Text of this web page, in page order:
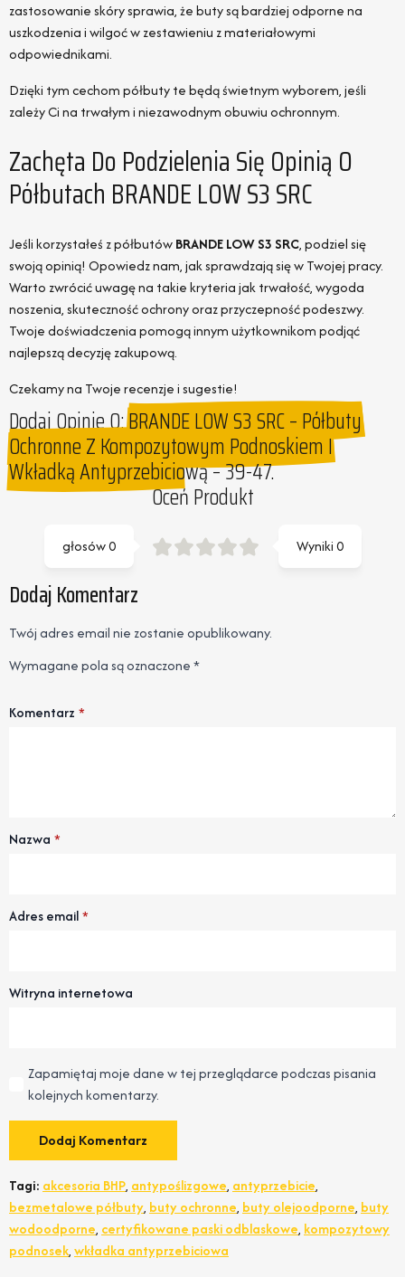
zastosowanie skóry sprawia, że buty są bardziej odporne na
uszkodzenia i wilgoć w zestawieniu z materiałowymi
odpowiednikami.
Dzięki tym cechom półbuty te będą świetnym wyborem, jeśli
zależy Ci na trwałym i niezawodnym obuwiu ochronnym.
Zachęta Do Podzielenia Się Opinią O
Półbutach BRANDE LOW S3 SRC
Jeśli korzystałeś z półbutówBRANDE LOW S3 SRC, podziel się
swoją opinią! Opowiedz nam, jak sprawdzają się w Twojej pracy.
Warto zwrócić uwagę na takie kryteria jak trwałość, wygoda
noszenia, skuteczność ochrony oraz przyczepność podeszwy.
Twoje doświadczenia pomogą innym użytkownikom podjąć
najlepszą decyzję zakupową.
Czekamy na Twoje recenzje i sugestie!
Dodaj Opinie O:BRANDE LOW S3 SRC – Półbuty
Ochronne Z Kompozytowym Podnoskiem I
Wkładką Antyprzebiciową – 39-47.
Oceń Produkt
Wyniki0
głosów0
Dodaj Komentarz
Twój adres email nie zostanie opublikowany.
Wymagane pola są oznaczone*
Komentarz *
Nazwa *
Adres email*
Witryna internetowa
Zapamiętaj moje dane w tej przeglądarce podczas pisania
kolejnych komentarzy.
Tagi: akcesoria BHP, antypoślizgowe, antyprzebicie,
bezmetalowe półbuty, buty ochronne, buty olejoodporne, buty
wodoodporne, certyfikowane paski odblaskowe, kompozytowy
podnosek,wkładka antyprzebiciowa